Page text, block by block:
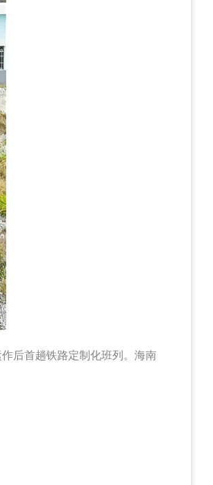
后首趟铁路定制化班列。海南